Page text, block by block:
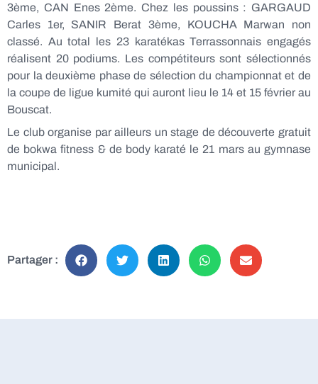
3ème, CAN Enes 2ème. Chez les poussins : GARGAUD
Carles 1er, SANIR Berat 3ème, KOUCHA Marwan non
classé. Au total les 23 karatékas Terrassonnais engagés
réalisent 20 podiums. Les compétiteurs sont sélectionnés
pour la deuxième phase de sélection du championnat et de
la coupe de ligue kumité qui auront lieu le 14 et 15 février au
Bouscat.
Le club organise par ailleurs un stage de découverte gratuit
de bokwa fitness & de body karaté le 21 mars au gymnase
municipal.
Partager :